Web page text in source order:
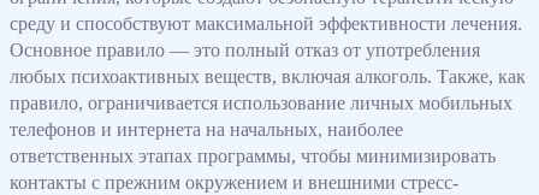
среду и способствуют максимальной эффективности лечения.
Основное правило — это полный отказ от употребления
любых психоактивных веществ, включая алкоголь. Также, как
правило, ограничивается использование личных мобильных
телефонов и интернета на начальных, наиболее
ответственных этапах программы, чтобы минимизировать
контакты с прежним окружением и внешними стресс-